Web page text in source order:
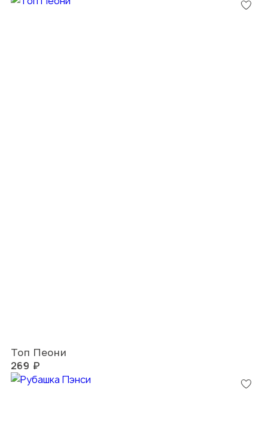
Топ Пеони
269 ₽